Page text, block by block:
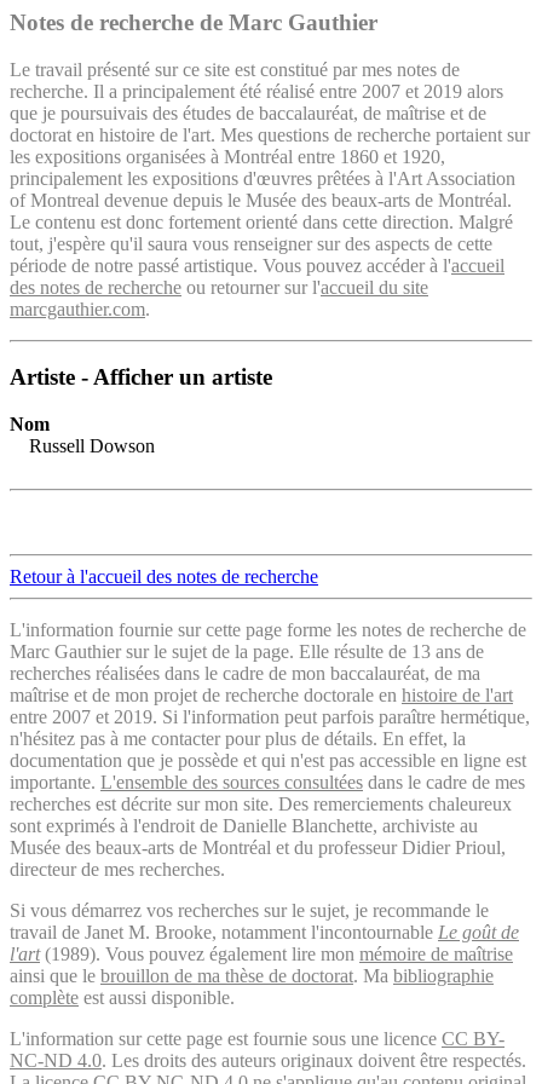
Notes de recherche de Marc Gauthier
Le travail présenté sur ce site est constitué par mes notes de
recherche. Il a principalement été réalisé entre 2007 et 2019 alors
que je poursuivais des études de baccalauréat, de maîtrise et de
doctorat en histoire de l'art. Mes questions de recherche portaient sur
les expositions organisées à Montréal entre 1860 et 1920,
principalement les expositions d'œuvres prêtées à l'Art Association
of Montreal devenue depuis le Musée des beaux-arts de Montréal.
Le contenu est donc fortement orienté dans cette direction. Malgré
tout, j'espère qu'il saura vous renseigner sur des aspects de cette
période de notre passé artistique. Vous pouvez accéder à l'accueil
des notes de recherche ou retourner sur l'accueil du site
marcgauthier.com.
Artiste - Afficher un artiste
Nom
Russell Dowson
Retour à l'accueil des notes de recherche
L'information fournie sur cette page forme les notes de recherche de
Marc Gauthier sur le sujet de la page. Elle résulte de 13 ans de
recherches réalisées dans le cadre de mon baccalauréat, de ma
maîtrise et de mon projet de recherche doctorale en histoire de l'art
entre 2007 et 2019. Si l'information peut parfois paraître hermétique,
n'hésitez pas à me contacter pour plus de détails. En effet, la
documentation que je possède et qui n'est pas accessible en ligne est
importante. L'ensemble des sources consultées dans le cadre de mes
recherches est décrite sur mon site. Des remerciements chaleureux
sont exprimés à l'endroit de Danielle Blanchette, archiviste au
Musée des beaux-arts de Montréal et du professeur Didier Prioul,
directeur de mes recherches.
Si vous démarrez vos recherches sur le sujet, je recommande le
travail de Janet M. Brooke, notamment l'incontournable Le goût de
l'art(1989). Vous pouvez également lire mon mémoire de maîtrise
ainsi que le brouillon de ma thèse de doctorat. Ma bibliographie
complète est aussi disponible.
L'information sur cette page est fournie sous une licence CC BY-
NC-ND 4.0. Les droits des auteurs originaux doivent être respectés.